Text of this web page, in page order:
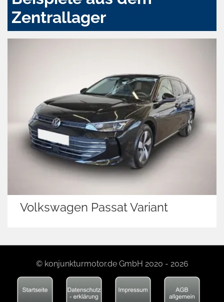
Zentrallager
Variant Volkswagen
© konjunkturmotor.de GmbH 2020 - 2026